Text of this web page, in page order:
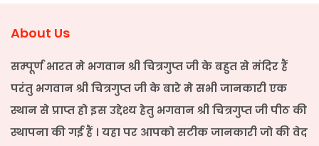
About Us
सम्पूर्ण भारत मे भगवान श्री चित्रगुप्त जी के बहुत से मंदिर हैं
परंतु भगवान श्री चित्रगुप्त जी के बारे मे सभी जानकारी एक
स्थान से प्राप्त हो इस उद्देश्य हेतु भगवान श्री चित्रगुप्त जी पीठ की
स्थापना की गई हैं । यहा पर आपको सटीक जानकारी जो की वेद